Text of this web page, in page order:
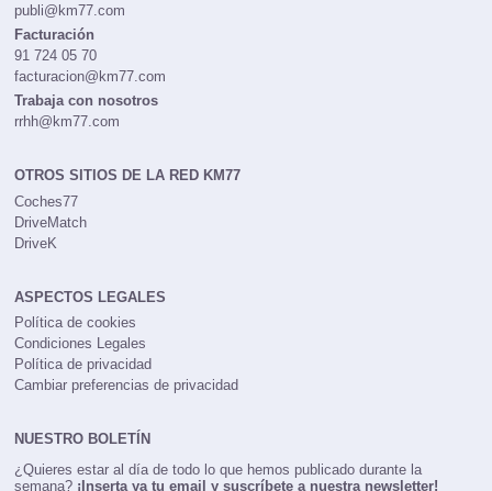
publi@km77.com
Facturación
91 724 05 70
facturacion@km77.com
Trabaja con nosotros
rrhh@km77.com
OTROS SITIOS DE LA RED KM77
Coches77
DriveMatch
DriveK
ASPECTOS LEGALES
Política de cookies
Condiciones Legales
Política de privacidad
Cambiar preferencias de privacidad
NUESTRO BOLETÍN
¿Quieres estar al día de todo lo que hemos publicado durante la
semana? ¡Inserta ya tu email y suscríbete a nuestra newsletter!